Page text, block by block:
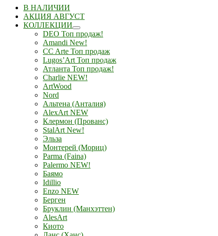
В НАЛИЧИИ
АКЦИЯ АВГУСТ
КОЛЛЕКЦИИ
DEO Топ продаж!
Amandi New!
CC Arte Топ продаж
Lugos’Art Топ продаж
Атланта Топ продаж!
Charlie NEW!
ArtWood
Nord
Альтена (Анталия)
AlexArt NEW
Клермон (Прованс)
StalArt New!
Эльза
Монтерей (Мориц)
Parma (Faina)
Palermo NEW!
Баямо
Idillio
Enzo NEW
Берген
Бруклин (Манхэттен)
AlesArt
Киото